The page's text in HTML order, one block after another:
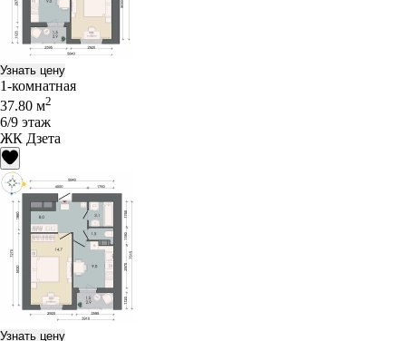
Узнать цену
1-комнатная
37.80 м2
6/9 этаж
ЖК Дзета
Узнать цену